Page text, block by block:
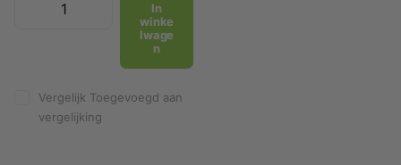
In
winke
lwage
n
Vergelijk Toegevoegd aan
vergelijking